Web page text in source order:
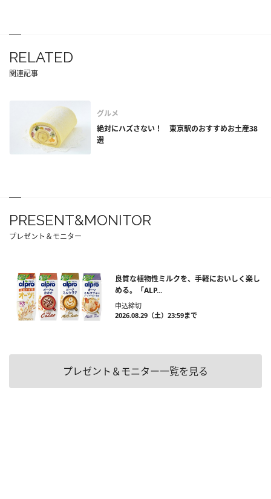
RELATED
関連記事
グルメ
絶対にハズさない！ 東京駅のおすすめお土産38
選
PRESENT&MONITOR
プレゼント＆モニター
良質な植物性ミルクを、手軽においしく楽し
める。「ALP...
申込締切
2026.08.29（土）23:59まで
プレゼント＆モニター一覧を見る